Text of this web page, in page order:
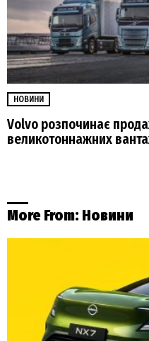
НОВИНИ
Volvo розпочинає
великотоннажних
More From: Новини